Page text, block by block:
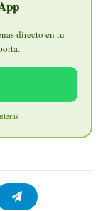
directo en tu